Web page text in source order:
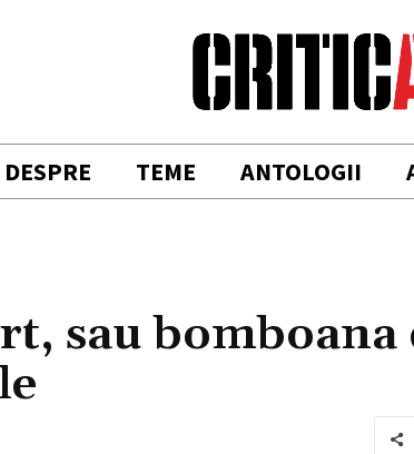
DESPRE TEME ANTOLOGII
sau bomboana